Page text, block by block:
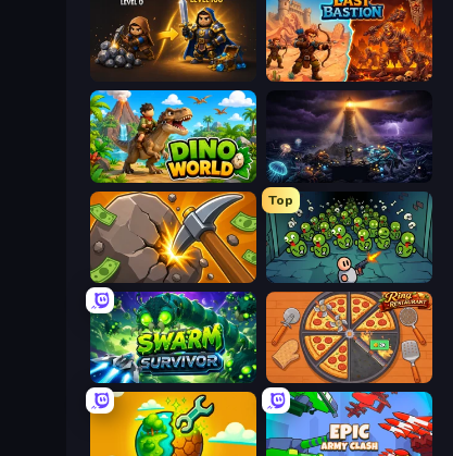
Gothic Story RPG Last Bastion
Dino World The Last Lighthouse
Mine Clicker
Top
Base Defence
Swarm Survivor Ring Restaurant